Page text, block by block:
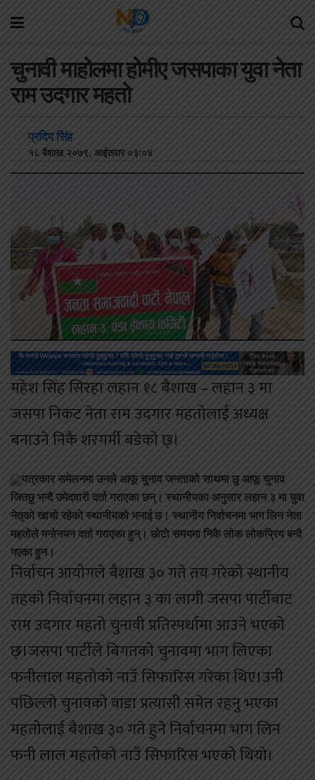
चुनावी माहोलमा होमीए जसपाका युवा नेता
राम उदगार महतो
प्रदिप सिंह
१८ बैशाख २०७९, आईतवार ०३:०४
महेश सिंह सिरहा लहान १८ बैशाख – लहान ३ मा
जसपा निकट नेता राम उदगार महतोलाई अध्यक्ष
बनाउने निकै शरगर्मी बडेको छ्।
पत्रकार समेलनमा उनले आफू चुनाव जनताको साथमा छु आफू चुनाव
जितछु भन्दै उमेदवारी दर्ता गराएका छन्। स्थानीयका अनुसार लहान ३ मा युवा
नेतृको खाचो रहेको स्थानीयको भनाई छ। स्थानीय निर्वाचनमा भाग लिन नेता
महतोले मनोनयन दर्ता गराएका हुन्। छोटाे समयमा निकै लोक लोकप्रिय बन्दै
गएका हुन।
निर्वाचन आयोगले बैशाख ३० गते तय गरेको स्थानीय
तहको निर्वाचनमा लहान ३ का लागी जसपा पार्टीबाट
राम उदगार महतो चुनावी प्रतिस्पर्धामा आउने भएको
छ्।जसपा पार्टीले बिगतको चुनावमा भाग लिएका
फनीलाल महतोको नाउँ सिफारिस गरेका थिए।उनी
पछिल्लो चुनावको वाडा प्रत्यासी समेत रहनु भएका
महतोलाई बैशाख ३० गते हुने निर्वाचनमा भाग लिन
फनी लाल महतोको नाउँ सिफारिस भएको थियो।